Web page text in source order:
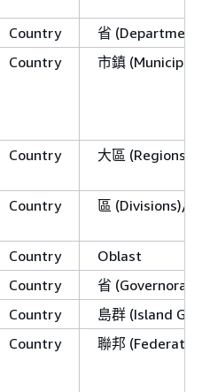
Country
省
Country 市鎮
Country 大區 (Regions)
Country 區 (Divisions)/
Country
Oblast
Country
省
Country
島群 (Island
Country 聯邦